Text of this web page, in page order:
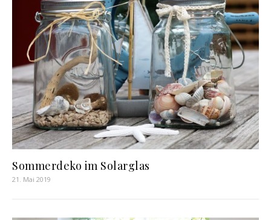
Sommerdeko im Solarglas
21. Mai 2019